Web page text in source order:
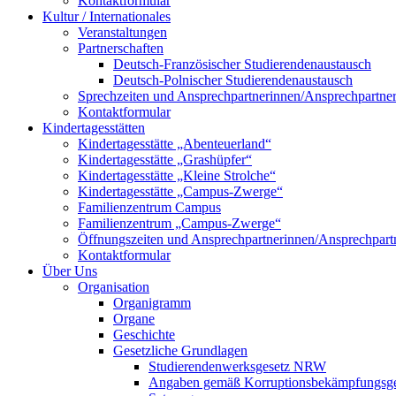
Kultur / Internationales
Veranstaltungen
Partnerschaften
Deutsch-Französischer Studierendenaustausch
Deutsch-Polnischer Studierendenaustausch
Sprechzeiten und Ansprechpartnerinnen/Ansprechpartner
Kontaktformular
Kindertagesstätten
Kindertagesstätte „Abenteuerland“
Kindertagesstätte „Grashüpfer“
Kindertagesstätte „Kleine Strolche“
Kindertagesstätte „Campus-Zwerge“
Familienzentrum Campus
Familienzentrum „Campus-Zwerge“
Öffnungszeiten und Ansprechpartnerinnen/
Kontaktformular
Über Uns
Organisation
Organigramm
Organe
Geschichte
Gesetzliche Grundlagen
Studierendenwerksgesetz NRW
Angaben gemäß